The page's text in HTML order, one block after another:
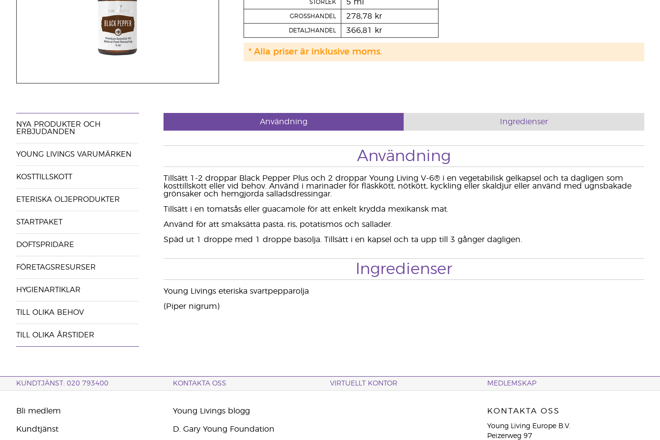
STORLEK 5 ml
GROSSHANDEL 278,78 kr
DETALJHANDEL 366,81 kr
* Alla priser är inklusive moms.
NYA PRODUKTER OCH
ERBJUDANDEN
YOUNG LIVINGS VARUMÄRKEN
KOSTTILLSKOTT
ETERISKA OLJEPRODUKTER
STARTPAKET
DOFTSPRIDARE
FÖRETAGSRESURSER
HYGIENARTIKLAR
TILL OLIKA BEHOV
TILL OLIKA ÅRSTIDER
Användning Ingredienser
Användning
Tillsätt 1-2 droppar Black Pepper Plus och 2 droppar Young Living V-6® i en vegetabilisk gelkapsel och ta dagligen som
kosttillskott eller vid behov. Använd i marinader för fläskkött, nötkött, kyckling eller skaldjur eller använd med ugnsbakade
grönsaker och hemgjorda salladsdressingar.
Tillsätt i en tomatsås eller guacamole för att enkelt krydda mexikansk mat.
Använd för att smaksätta pasta, ris, potatismos och sallader.
Späd ut 1 droppe med 1 droppe basolja. Tillsätt i en kapsel och ta upp till 3 gånger dagligen.
Ingredienser
Young Livings eteriska svartpepparolja
(Piper nigrum)
KUNDTJÄNST: 020 793400 KONTAKTA OSS VIRTUELLT KONTOR MEDLEMSKAP
Bli medlem
Kundtjänst
Young Livings blogg
D. Gary Young Foundation
KONTAKTA OSS
Young Living Europe B.V.
Peizerweg 97